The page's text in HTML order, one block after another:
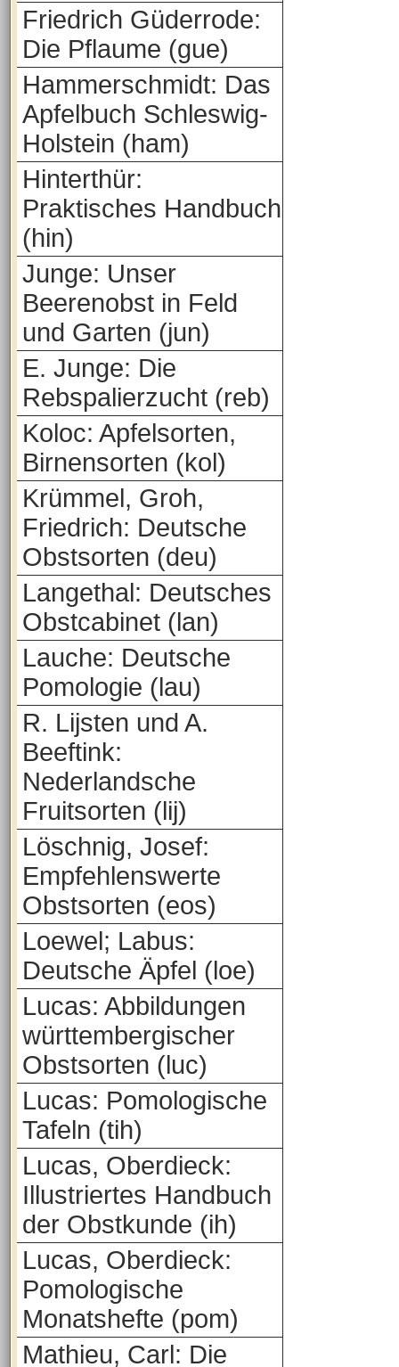
Friedrich Güderrode:
Die Pflaume (gue)
Hammerschmidt: Das
Apfelbuch Schleswig-
Holstein (ham)
Hinterthür:
Praktisches Handbuch
(hin)
Junge: Unser
Beerenobst in Feld
und Garten (jun)
E. Junge: Die
Rebspalierzucht (reb)
Koloc: Apfelsorten,
Birnensorten (kol)
Krümmel, Groh,
Friedrich: Deutsche
Obstsorten (deu)
Langethal: Deutsches
Obstcabinet (lan)
Lauche: Deutsche
Pomologie (lau)
R. Lijsten und A.
Beeftink:
Nederlandsche
Fruitsorten (lij)
Löschnig, Josef:
Empfehlenswerte
Obstsorten (eos)
Loewel; Labus:
Deutsche Äpfel (loe)
Lucas: Abbildungen
württembergischer
Obstsorten (luc)
Lucas: Pomologische
Tafeln (tih)
Lucas, Oberdieck:
Illustriertes Handbuch
der Obstkunde (ih)
Lucas, Oberdieck:
Pomologische
Monatshefte (pom)
Mathieu, Carl: Die